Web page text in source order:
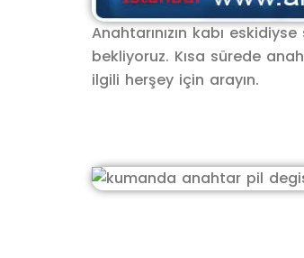
Anahtarınızın kabı
bekliyoruz. Kısa sürede
ilgili herşey için arayın.